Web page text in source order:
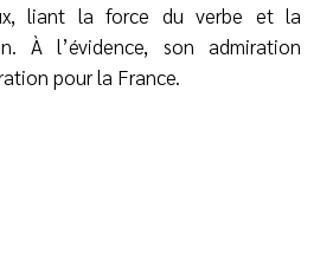
liant la force du verbe et la
À l’évidence, son admiration
pour la France.